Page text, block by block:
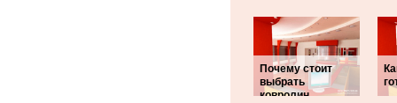
Почему стоит
выбрать
ковролин